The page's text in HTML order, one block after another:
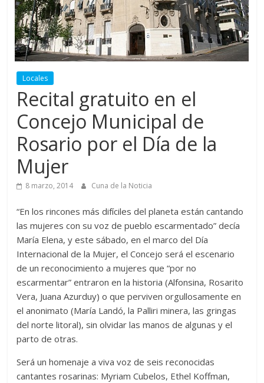
Locales
Recital gratuito en el
Concejo Municipal de
Rosario por el Día de la
Mujer
8 marzo, 2014 Cuna de la Noticia
“En los rincones más difíciles del planeta están cantando
las mujeres con su voz de pueblo escarmentado” decía
María Elena, y este sábado, en el marco del Día
Internacional de la Mujer, el Concejo será el escenario
de un reconocimiento a mujeres que “por no
escarmentar” entraron en la historia (Alfonsina, Rosarito
Vera, Juana Azurduy) o que perviven orgullosamente en
el anonimato (María Landó, la Palliri minera, las gringas
del norte litoral), sin olvidar las manos de algunas y el
parto de otras.
Será un homenaje a viva voz de seis reconocidas
cantantes rosarinas: Myriam Cubelos, Ethel Koffman,